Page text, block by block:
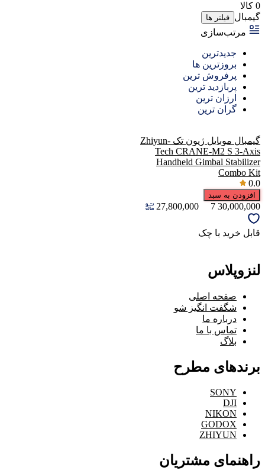
0 کالا
گیمبال فیلتر ها
مرتب‌سازی
جدیدترین
بروزترین ها
پرفروش ترین
پربازدید ترین
ارزان ترین
گران ترین
گیمبال موبایل ژیون تک Zhiyun-
Tech CRANE-M2 S 3-Axis
Handheld Gimbal Stabilizer
Combo Kit
0.0
افزودن به سبد
30,000,000
7
27,800,000
قابل خرید با چک
لنزوپلاس
صفحه اصلی
شگفت انگیز شو
درباره ما
تماس با ما
بلاگ
برندهای مطرح
SONY
DJI
NIKON
GODOX
ZHIYUN
راهنمای مشتریان